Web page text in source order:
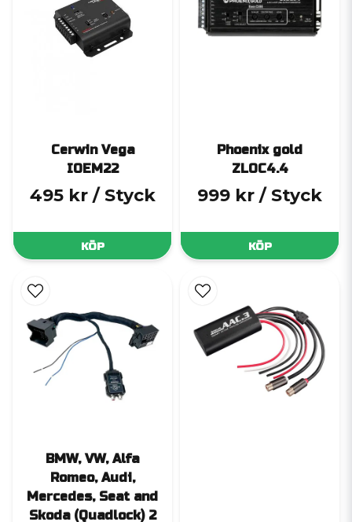
Cerwin Vega
IOEM22
495 kr / Styck
KÖP
Phoenix gold
ZLOC4.4
999 kr / Styck
KÖP
BMW, VW, Alfa
Romeo, Audi,
Mercedes, Seat and
Skoda (Quadlock) 2